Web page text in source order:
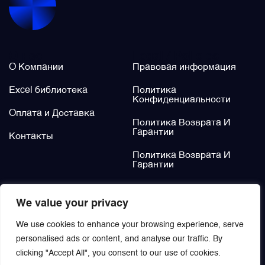
We value your privacy
We use cookies to enhance your browsing experience, serve
personalised ads or content, and analyse our traffic. By
clicking "Accept All", you consent to our use of cookies.
О Компании
Excel библиотека
Оплата и Доставка
Контакты
Правовая информация
Политика
Конфиденциальности
Политика Возврата И
Гарантии
Политика Возврата И
Гарантии
Щётки (угольные щётки)